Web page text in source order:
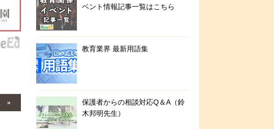
ベント情報記事一覧はこちら
教育業界 最新用語集
保護者からの相談対応Q＆A（鈴
木邦明先生）